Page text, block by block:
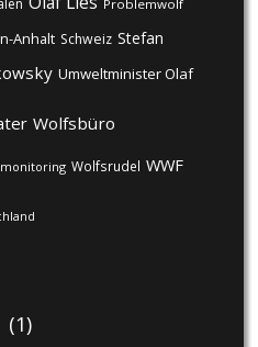
Problemwolf
Anhalt Schweiz Stefan
Umweltminister Olaf
Wolfsbüro
Wolfsrudel WWF
(1)